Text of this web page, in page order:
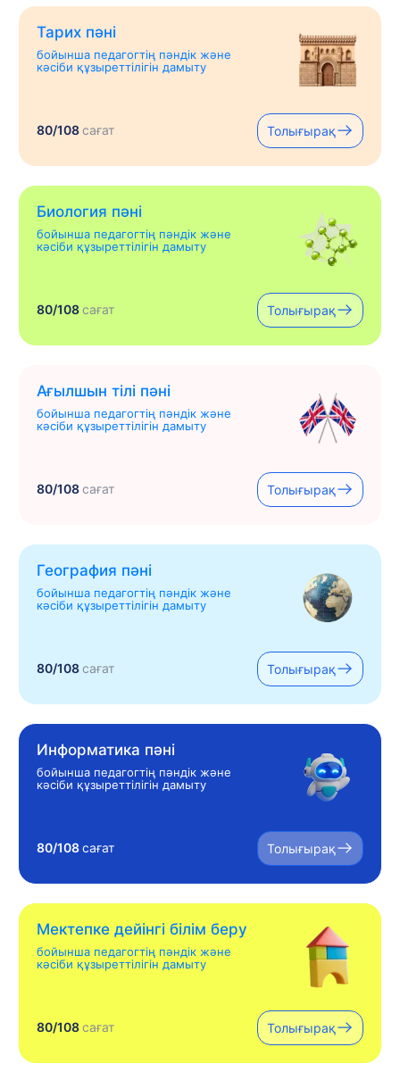
Тарих пәні
бойынша педагогтің пәндік және
кәсіби құзыреттілігін дамыту
80/108сағат Толығырақ
Биология пәні
бойынша педагогтің пәндік және
кәсіби құзыреттілігін дамыту
80/108сағат Толығырақ
Ағылшын тілі пәні
бойынша педагогтің пәндік және
кәсіби құзыреттілігін дамыту
80/108сағат Толығырақ
География пәні
бойынша педагогтің пәндік және
кәсіби құзыреттілігін дамыту
80/108сағат Толығырақ
Информатика пәні
бойынша педагогтің пәндік және
кәсіби құзыреттілігін дамыту
80/108сағат Толығырақ
Мектепке дейінгі білім беру
бойынша педагогтің пәндік және
кәсіби құзыреттілігін дамыту
80/108сағат Толығырақ